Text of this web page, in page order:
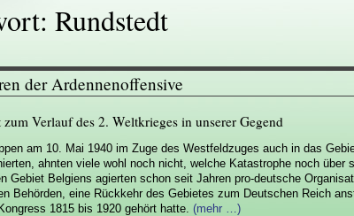
Rundstedt
der Ardennenoffensive
Verlauf des 2. Weltkrieges in unserer Gegend
am 10. Mai 1940 im Zuge des Westfeldzuges auch in das
ahnten viele wohl noch nicht, welche Katastrophe noch über
Gebiet Belgiens agierten schon seit Jahren pro-deutsche
Behörden, eine Rückkehr des Gebietes zum Deutschen Reich
1815 bis 1920 gehört hatte. (mehr …)